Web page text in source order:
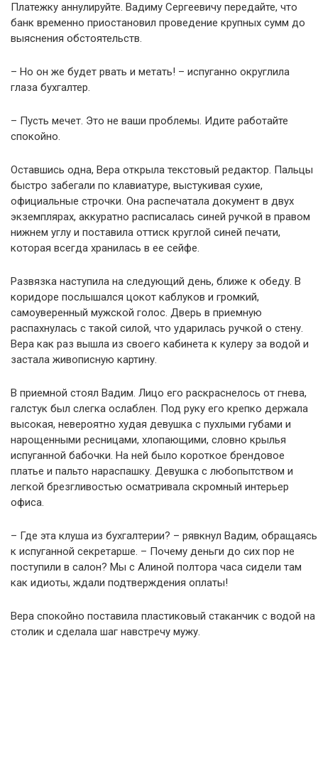
Платежку аннулируйте. Вадиму Сергеевичу передайте, что
банк временно приостановил проведение крупных сумм до
выяснения обстоятельств.
– Но он же будет рвать и метать! – испуганно округлила
глаза бухгалтер.
– Пусть мечет. Это не ваши проблемы. Идите работайте
спокойно.
Оставшись одна, Вера открыла текстовый редактор. Пальцы
быстро забегали по клавиатуре, выстукивая сухие,
официальные строчки. Она распечатала документ в двух
экземплярах, аккуратно расписалась синей ручкой в правом
нижнем углу и поставила оттиск круглой синей печати,
которая всегда хранилась в ее сейфе.
Развязка наступила на следующий день, ближе к обеду. В
коридоре послышался цокот каблуков и громкий,
самоуверенный мужской голос. Дверь в приемную
распахнулась с такой силой, что ударилась ручкой о стену.
Вера как раз вышла из своего кабинета к кулеру за водой и
застала живописную картину.
В приемной стоял Вадим. Лицо его раскраснелось от гнева,
галстук был слегка ослаблен. Под руку его крепко держала
высокая, невероятно худая девушка с пухлыми губами и
нарощенными ресницами, хлопающими, словно крылья
испуганной бабочки. На ней было короткое брендовое
платье и пальто нараспашку. Девушка с любопытством и
легкой брезгливостью осматривала скромный интерьер
офиса.
– Где эта клуша из бухгалтерии? – рявкнул Вадим, обращаясь
к испуганной секретарше. – Почему деньги до сих пор не
поступили в салон? Мы с Алиной полтора часа сидели там
как идиоты, ждали подтверждения оплаты!
Вера спокойно поставила пластиковый стаканчик с водой на
столик и сделала шаг навстречу мужу.